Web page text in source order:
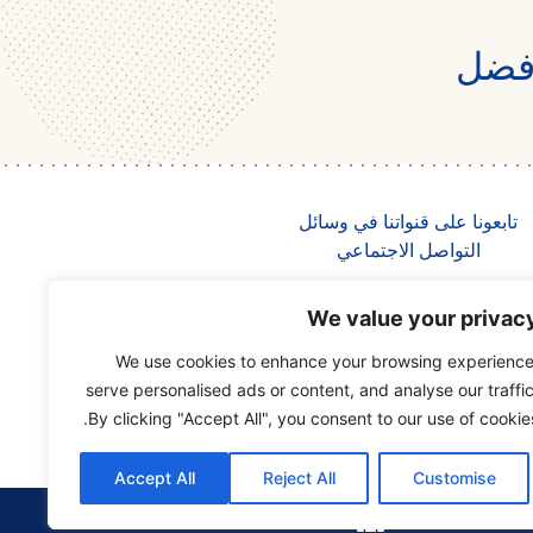
We value your
We use cookies to enhance your browsing
serve personalised ads or content, and analyse our
By clicking "Accept All", you consent to our use of
Customise
Reject All
Accept All
تابعونا على قنواتنا في وسائل
التواصل الاجتماعي
Lesaffre
Saf-Instant
Mr. Bakery